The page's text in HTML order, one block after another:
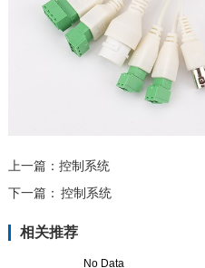
上一篇： 控制系统
下一篇： 控制系统
相关推荐
No Data